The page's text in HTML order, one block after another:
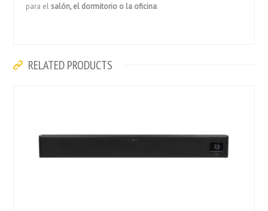
para el salón, el dormitorio o la oficina.
RELATED PRODUCTS